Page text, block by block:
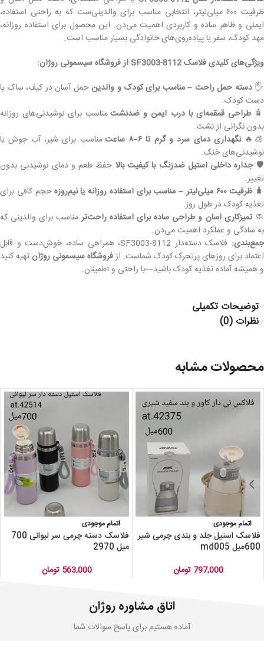
ظرفیت ۶۰۰ میلی‌لیتر، انتخابی مناسب برای والدینی‌ست که به راحتی استفاده،
ایمنی و ظاهر ساده و کاربردی اهمیت می‌دن. این محصول برای استفاده روزانه،
مهد کودک، سفر یا پیاده‌روی‌های خانوادگی بسیار مناسب است.
ویژگی‌های کلیدی فلاسک SF3003-8112 از فروشگاه سیسمونی روژان:
🖐️دسته حمل راحت – مناسب برای کودک و والدین حمل آسان در کیف، ساک یا
دست کودک.
🧴طراحی قمقمه‌ای با درب ایمن و ضدنشتمناسب برای نوشیدنی‌های روزانه
بدون نگرانی از نشت.
🧊🔥نگهداری دمای سرد و گرم تا ۶–۸ ساعت
مناسب برای شیر، آب جوش یا
نوشیدنی‌های خنک.
🛡️جداره داخلی استیل ضدزنگ با کیفیت بالا حفظ طعم و دمای نوشیدنی بدون
تغییر.
🧳 ظرفیت ۶۰۰ میلی‌لیتر – مناسب برای استفاده روزانه یا نیم‌روزه
حجم کافی برای
تغذیه کودک در طول روز.
🧼تمیزکاری آسان و طراحی ساده برای استفاده راحت‌ترمناسب برای والدینی که
به سادگی و عملکرد اهمیت می‌دن.
جمع‌بندی:
فلاسک دسته‌دار SF3003-8112، همراهی ساده، خوش‌دست و قابل
اعتماد برای روزهای پرتحرک کودک شماست. ازفروشگاه سیسمونی روژان تهیه کنید
و همیشه آماده تغذیه کودک باشید—با راحتی و اطمینان.
توضیحات تکمیلی
نظرات (0)
محصولات مشابه
اتمام موجودی
فلاسک استیل جلد و بندی چرمی شیر
600میل md005
797,000تومان
اتمام موجودی
فلاسک دسته چرمی سر لیوانی 700
میل 2970
563,000 تومان
اتاق مشاوره روژان
آماده هستیم برای پاسخ سوالات شما